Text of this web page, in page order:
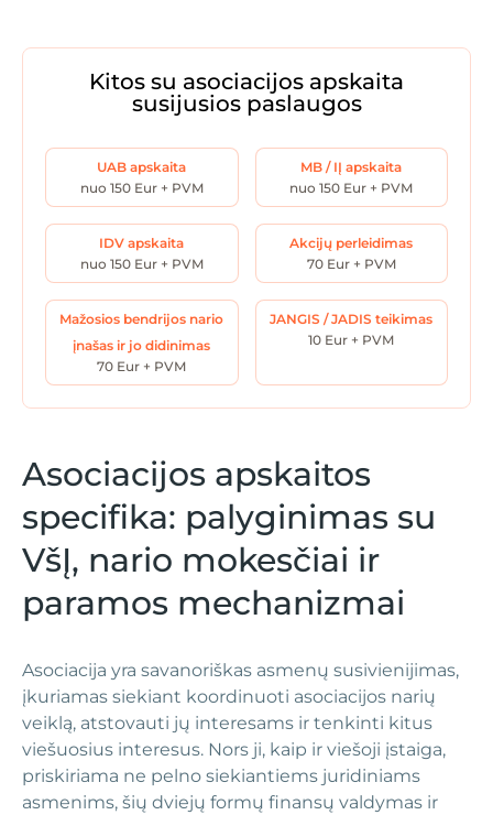
Kitos su asociacijos apskaita
susijusios paslaugos
UAB apskaita
nuo 150 Eur + PVM
MB / IĮ apskaita
nuo 150 Eur + PVM
IDV apskaita
nuo 150 Eur + PVM
Akcijų perleidimas
70 Eur + PVM
Mažosios bendrijos nario
įnašas ir jo didinimas
70 Eur + PVM
JANGIS / JADIS teikimas
10 Eur + PVM
Asociacijos apskaitos
specifika: palyginimas su
VšĮ, nario mokesčiai ir
paramos mechanizmai
Asociacija yra savanoriškas asmenų susivienijimas,
įkuriamas siekiant koordinuoti asociacijos narių
veiklą, atstovauti jų interesams ir tenkinti kitus
viešuosius interesus. Nors ji, kaip ir viešoji įstaiga,
priskiriama ne pelno siekiantiems juridiniams
asmenims, šių dviejų formų finansų valdymas ir